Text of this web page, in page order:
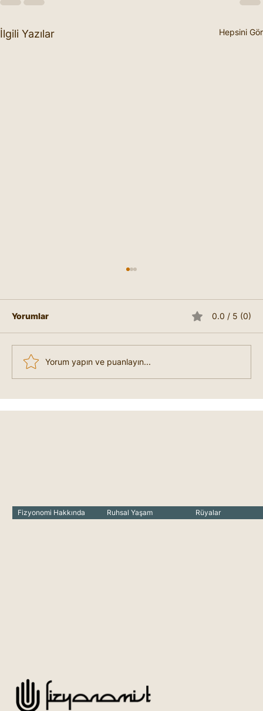
Fizyonomi Hakkında Ruhsal Yaşam Rüyalar
İlgili Yazılar Hepsini Gör
Eliniz İlişkilerinizin Tanığı Elimiz, yalnızca
yaşam enerjimizi değil; ilişkilerimizi,
Yorumlar 0.0 / 5 (0)
Yorum yapın ve puanlayın...